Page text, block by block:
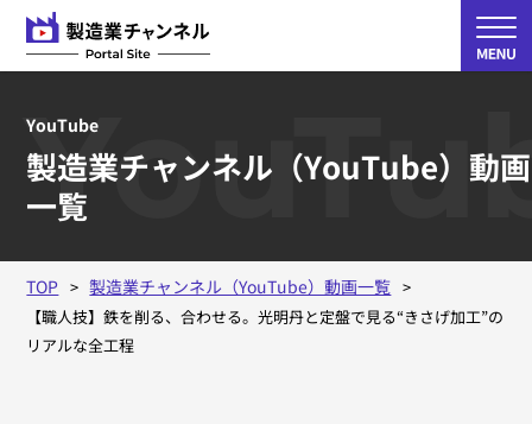
YouTube
製造業チャンネル（YouTube）動画
一覧
TOP 製造業チャンネル（YouTube）動画一覧
【職人技】鉄を削る、合わせる。光明丹と定盤で見る“きさげ加工”の
リアルな全工程